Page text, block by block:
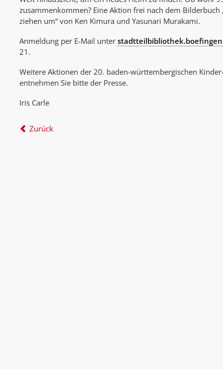
zusammenkommen? Eine Aktion frei nach dem Bilderbuch
ziehen um“ von Ken Kimura und Yasunari Murakami.
Anmeldung per E-Mail unter
21.
Weitere Aktionen der 20. baden-württembergischen
entnehmen Sie bitte der Presse.
Iris Carle
Zurück